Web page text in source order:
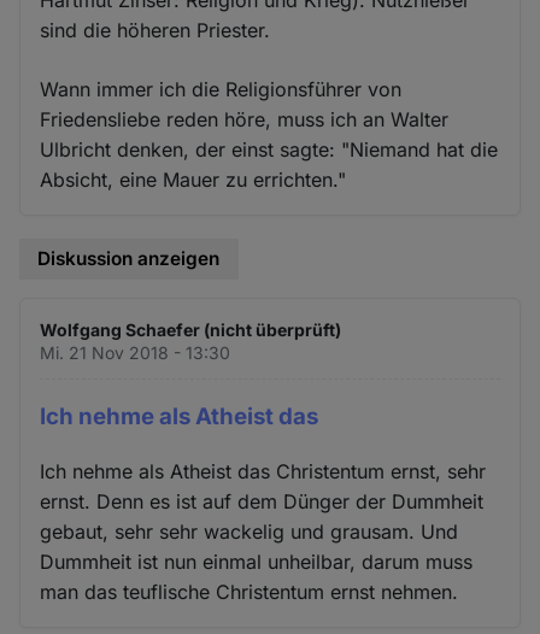
sind die höheren Priester.
Wann immer ich die Religionsführer von
Friedensliebe reden höre, muss ich an Walter
Ulbricht denken, der einst sagte: "Niemand hat die
Absicht, eine Mauer zu errichten."
Diskussion anzeigen
Wolfgang Schaefer (nicht überprüft)
Mi. 21 Nov 2018 - 13:30
Ich nehme als Atheist das
Ich nehme als Atheist das Christentum ernst, sehr
ernst. Denn es ist auf dem Dünger der Dummheit
gebaut, sehr sehr wackelig und grausam. Und
Dummheit ist nun einmal unheilbar, darum muss
man das teuflische Christentum ernst nehmen.